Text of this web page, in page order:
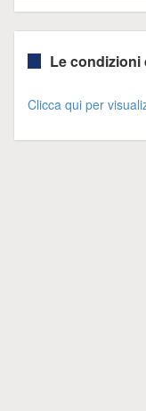
Le condizioni
Clicca qui per